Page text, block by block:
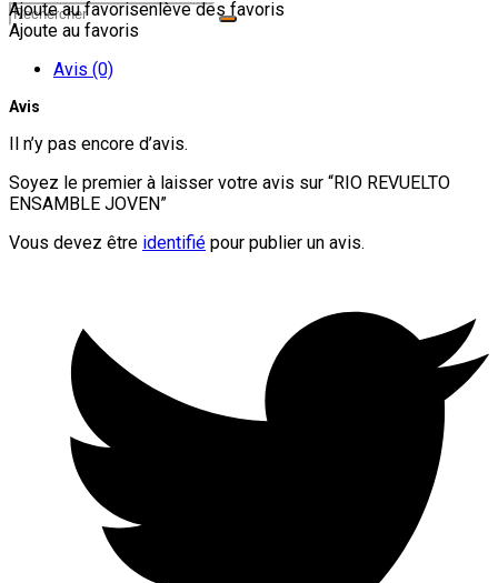
Ajoute au favorisenlève des favoris
Ajoute au favoris
Avis (0)
Avis
Il n’y pas encore d’avis.
Soyez le premier à laisser votre avis sur “RIO REVUELTO
ENSAMBLE JOVEN”
Vous devez être identifié pour publier un avis.